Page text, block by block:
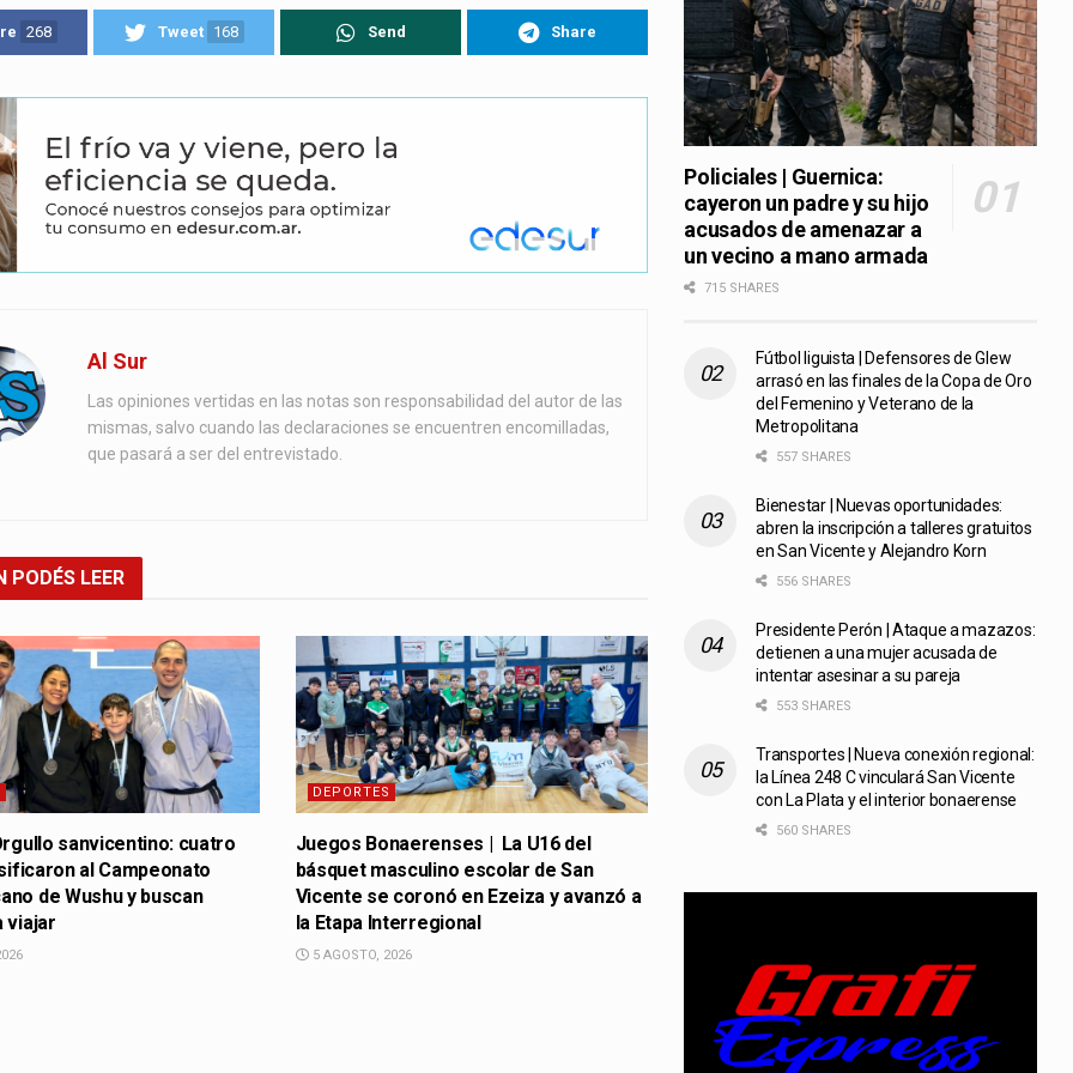
268 Tweet 168 Send Share
Al Sur
Las opiniones vertidas en las notas son responsabilidad del autor de las
mismas, salvo cuando las declaraciones se encuentren encomilladas,
que pasará a ser del entrevistado.
PODÉS LEER
sanvicentino: cuatro
al Campeonato
de Wushu y buscan
viajar
DEPORTES
Juegos Bonaerenses | La U16 del
básquet masculino escolar de San
Vicente se coronó en Ezeiza y avanzó a
la Etapa Interregional
5 AGOSTO, 2026
Policiales | Guernica:
cayeron un padre y su hijo
acusados de amenazar a
un vecino a mano armada
715 SHARES
Fútbol liguista | Defensores de Glew
arrasó en las finales de la Copa de Oro
del Femenino y Veterano de la
Metropolitana
557 SHARES
Bienestar | Nuevas oportunidades:
abren la inscripción a talleres gratuitos
en San Vicente y Alejandro Korn
556 SHARES
Presidente Perón | Ataque a mazazos:
detienen a una mujer acusada de
intentar asesinar a su pareja
553 SHARES
Transportes | Nueva conexión regional:
la Línea 248 C vinculará San Vicente
con La Plata y el interior bonaerense
560 SHARES